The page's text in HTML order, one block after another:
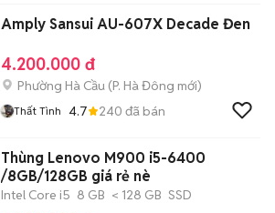
Amply Sansui AU-607X Decade Đen
4.200.000 đ
Phường Hà Cầu (P. Hà Đông mới)
Thất Tình 4.7 240 đã bán
Thùng Lenovo M900 i5-6400
/8GB/128GB giá rẻ nè
Intel Core i5 8 GB < 128 GB SSD